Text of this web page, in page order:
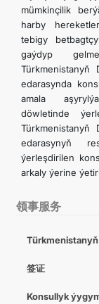
领事服务
签证
Konsullyk
mümkinçilik
harby
tebigy
gaýdyp
Türkmenistanyň
edarasynda
amala
döwletinde
Türkmenistanyň
edarasynyň
ýerleşdirilen
arkaly ýerine